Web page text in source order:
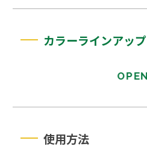
カラーラインアップ
使用方法